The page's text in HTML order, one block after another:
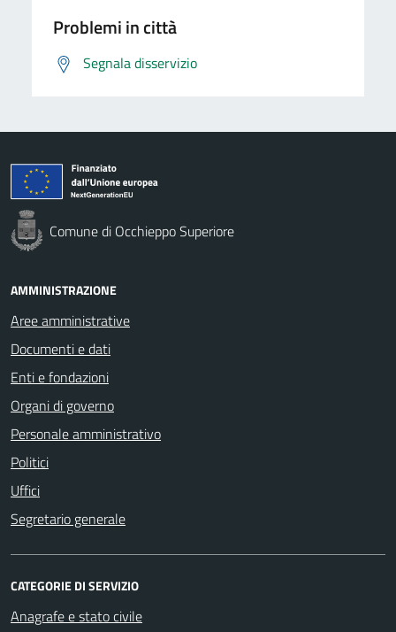
Problemi in città
Segnala disservizio
Comune di Occhieppo Superiore
AMMINISTRAZIONE
Aree amministrative
Documenti e dati
Enti e fondazioni
Organi di governo
Personale amministrativo
Politici
Uffici
Segretario generale
CATEGORIE DI SERVIZIO
Anagrafe e stato civile